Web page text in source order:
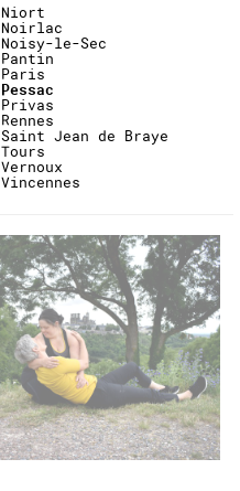
Niort
Noirlac
Noisy-le-Sec
Pantin
Paris
Pessac
Privas
Rennes
Saint Jean de Braye
Tours
Vernoux
Vincennes